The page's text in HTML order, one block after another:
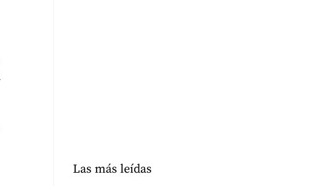
Las más leídas